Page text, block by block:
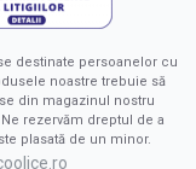
destinate persoanelor cu
noastre trebuie să
din magazinul nostru
rezervăm dreptul de a
plasată de un minor.